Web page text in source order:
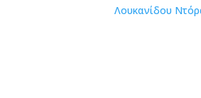
Λουκανίδου